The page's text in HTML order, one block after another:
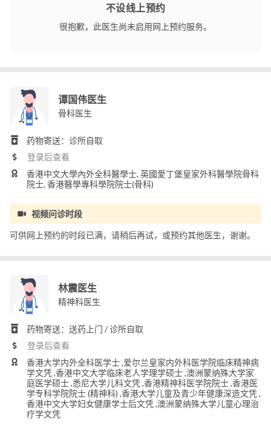
不设线上预约
很抱歉，此医生尚未启用网上预约服务。
谭国伟医生
骨科医生
药物寄送：诊所自取
登录后查看
香港中文大學內外全科醫學士, 英國愛丁堡皇家外科醫學院骨科
院士, 香港醫學專科學院院士(骨科)
视频问诊时段
可供网上预约的时段已满，请稍后再试，或预约其他医生，谢谢。
林震医生
精神科医生
药物寄送：送药上门 / 诊所自取
登录后查看
香港大学内外全科医学士 ,爱尔兰皇家内外科医学院临床精神病
学文凭 ,香港中文大学临床老人学理学硕士 ,澳洲蒙纳殊大学家
庭医学硕士 ,悉尼大学儿科文凭 ,香港精神科医学院院士 ,香港医
学专科学院院士 (精神科) ,香港大学儿童及青少年健康深造文凭 ,
香港中文大学妇女健康学士后文凭 ,澳洲蒙纳殊大学儿童心理治
疗学文凭